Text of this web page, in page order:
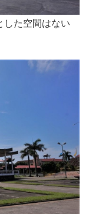
した空間はない